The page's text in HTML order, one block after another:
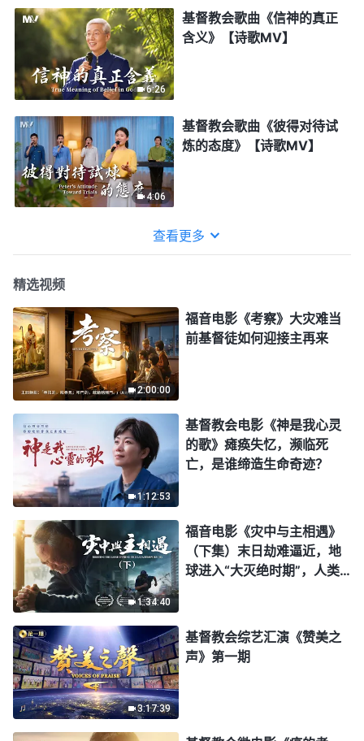
6:26
基督教会歌曲《信神的真正
含义》【诗歌MV】
4:06
基督教会歌曲《彼得对待试
炼的态度》【诗歌MV】
查看更多
精选视频
2:00:00
福音电影《考察》大灾难当
前基督徒如何迎接主再来
1:12:53
基督教会电影《神是我心灵
的歌》瘫痪失忆，濒临死
亡，是谁缔造生命奇迹？
1:34:40
福音电影《灾中与主相遇》
（下集）末日劫难逼近，地
球进入“大灭绝时期”，人类
3:17:39
基督教会综艺汇演《赞美之
声》第一期